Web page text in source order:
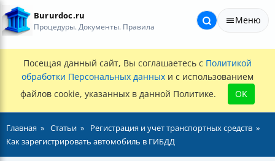
Bururdoc.ru
Процедуры. Документы. Правила
Меню
Посещая данный сайт, Вы соглашаетесь с Политикой
обработки Персональных данных и с использованием
файлов cookie, указанных в данной Политике.
OK
Главная Статьи
Регистрация и учет транспортных средств
Как зарегистрировать автомобиль в ГИБДД